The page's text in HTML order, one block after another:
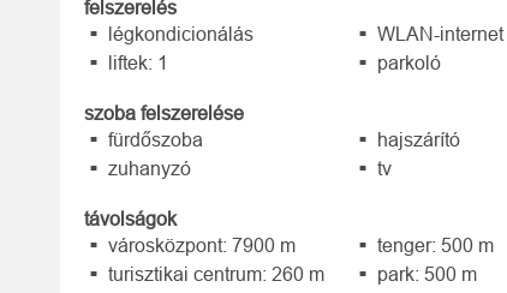
felszerelés
légkondicionálás
liftek: 1
WLAN-
parkoló
szoba felszerelése
fürdőszoba
zuhanyzó
hajszárító
tv
távolságok
városközpont: 7900 m
turisztikai centrum: 260 m
tenger: 500 m
park: 500 m